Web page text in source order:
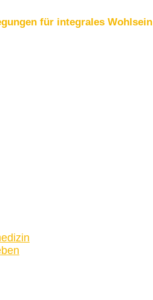
für integrales Wohlsein